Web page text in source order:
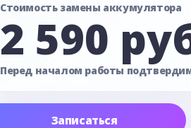
Стоимость замены аккумулятора
2 590
Перед началом работы
Записаться